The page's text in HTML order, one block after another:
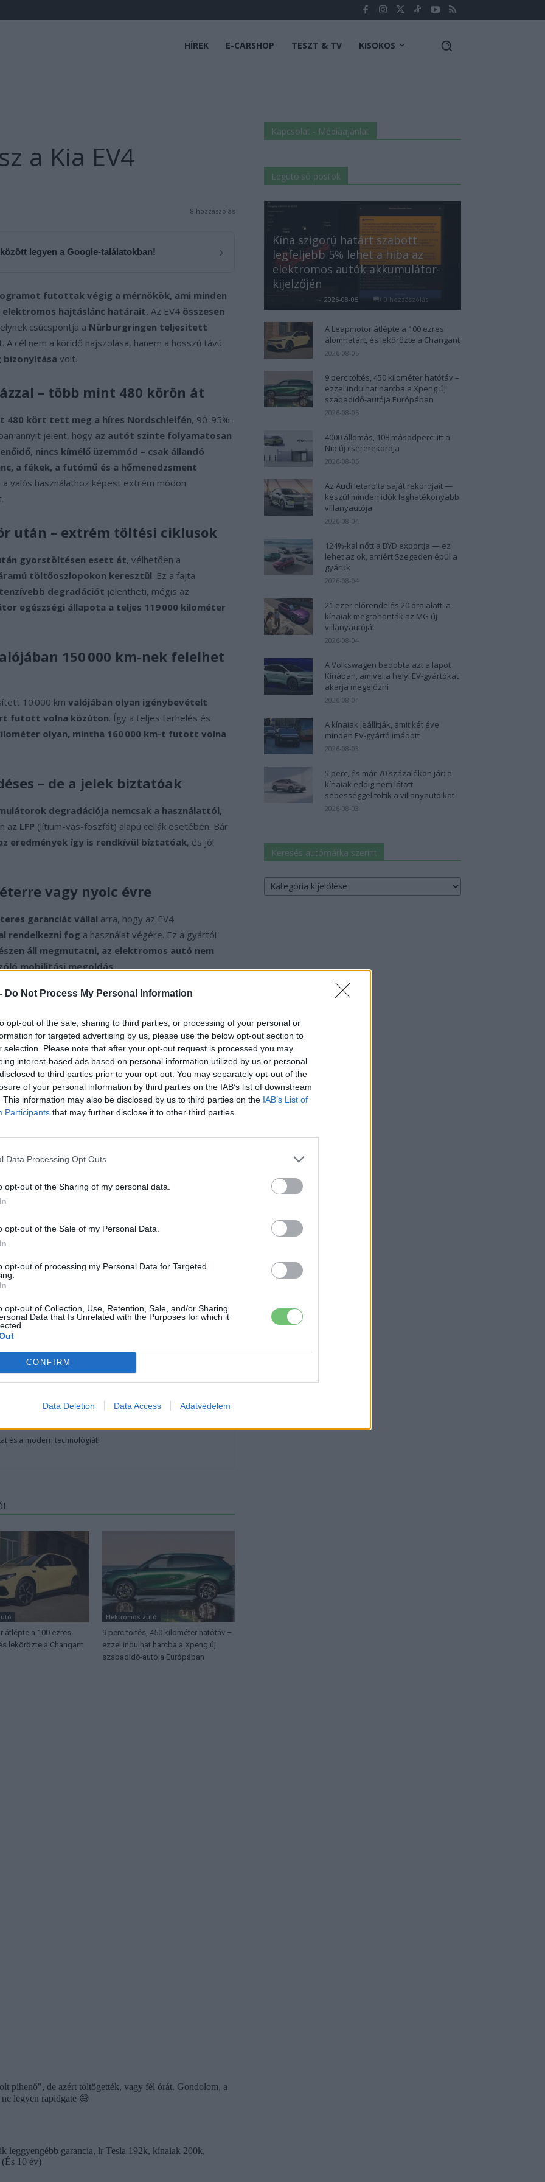
Do Not Process My Personal Information
opt-out of the sale, sharing to third parties, or processing of your personal or
for targeted advertising by us, please use the below opt-out section to
selection. Please note that after your opt-out request is processed you may
interest-based ads based on personal information utilized by us or personal
to third parties prior to your opt-out. You may separately opt-out of the
of your personal information by third parties on the IAB’s list of downstream
This information may also be disclosed by us to third parties on the IAB’s List of
Participants that may further disclose it to other third parties.
Data Processing Opt Outs
opt-out of the Sharing of my personal data.
opt-out of the Sale of my Personal Data.
opt-out of processing my Personal Data for Targeted
opt-out of Collection, Use, Retention, Sale, and/or Sharing
Data that Is Unrelated with the Purposes for which it
CONFIRM
Data Deletion Data Access Adatvédelem
HÍREK E-CARSHOP TESZT & TV KISOKOS
a Kia EV4
8 hozzászólás
legyen a Google-találatokban! ›
futottak végig a mérnökök, ami minden
elektromos hajtáslánc határait. Az EV4 összesen
csúcspontja a Nürburgringen teljesített
A cél nem a köridő hajszolása, hanem a hosszú távú
volt.
– több mint 480 körön át
480 kört tett meg a híres Nordschleifén, 90-95%-
annyit jelent, hogy az autót szinte folyamatosan
nincs kímélő üzemmód – csak állandó
a fékek, a futómű és a hőmenedzsment
valós használathoz képest extrém módon
után – extrém töltési ciklusok
gyorstöltésen esett át, vélhetően a
töltőoszlopokon keresztül. Ez a fajta
degradációt jelentheti, mégis az
egészségi állapota a teljes 119 000 kilométer
150 000 km-nek felelhet
10 000 km valójában olyan igénybevételt
futott volna közúton. Így a teljes terhelés és
olyan, mintha 160 000 km-t futott volna
– de a jelek biztatóak
degradációja nemcsak a használattól,
az LFP (lítium-vas-foszfát) alapú cellák esetében. Bár
eredmények így is rendkívül bíztatóak, és jól
vagy nyolc évre
garanciát vállal arra, hogy az EV4
rendelkezni fog a használat végére. Ez a gyártói
áll megmutatni, az elektromos autó nem
mobilitási megoldás.
kilométeres hatótávot kínálhat, ami
39 000 dolláros indulóáratvárnak, amely – bár nem a
fényébenkifejezetten versenyképes lehet.
és vámok nem kedveznek a modellnek.
állíthat a városi elektromos autók között,
szélsőséges próbát egy sorozatgyártás előtt álló
akkukondíció együttesen azt mutatja
lehet – és nemcsak papíron.
további tartalmakért!
autó
és a modern technológiát!
átlépte a 100 ezres
lekörözte a Changant
Elektromos autó
9 perc töltés, 450 kilométer hatótáv –
ezzel indulhat harcba a Xpeng új
szabadidő-autója Európában
Kapcsolat - Médiaajánlat
Legutolsó postok
Kína szigorú határt szabott:
legfeljebb 5% lehet a hiba az
elektromos autók akkumulátor-
kijelzőjén
- 2026-08-05 0 hozzászólás
A Leapmotor átlépte a 100 ezres
álomhatárt, és lekörözte a Changant
2026-08-05
9 perc töltés, 450 kilométer hatótáv –
ezzel indulhat harcba a Xpeng új
szabadidő-autója Európában
2026-08-05
4000 állomás, 108 másodperc: itt a
Nio új csererekordja
2026-08-05
Az Audi letarolta saját rekordjait —
készül minden idők leghatékonyabb
villanyautója
2026-08-04
124%-kal nőtt a BYD exportja — ez
lehet az ok, amiért Szegeden épül a
gyáruk
2026-08-04
21 ezer előrendelés 20 óra alatt: a
kínaiak megrohanták az MG új
villanyautóját
2026-08-04
A Volkswagen bedobta azt a lapot
Kínában, amivel a helyi EV-gyártókat
akarja megelőzni
2026-08-04
A kínaiak leállítják, amit két éve
minden EV-gyártó imádott
2026-08-03
5 perc, és már 70 százalékon jár: a
kínaiak eddig nem látott
sebességgel töltik a villanyautóikat
2026-08-03
Keresés autómárka szerint
Keresés
autómárka